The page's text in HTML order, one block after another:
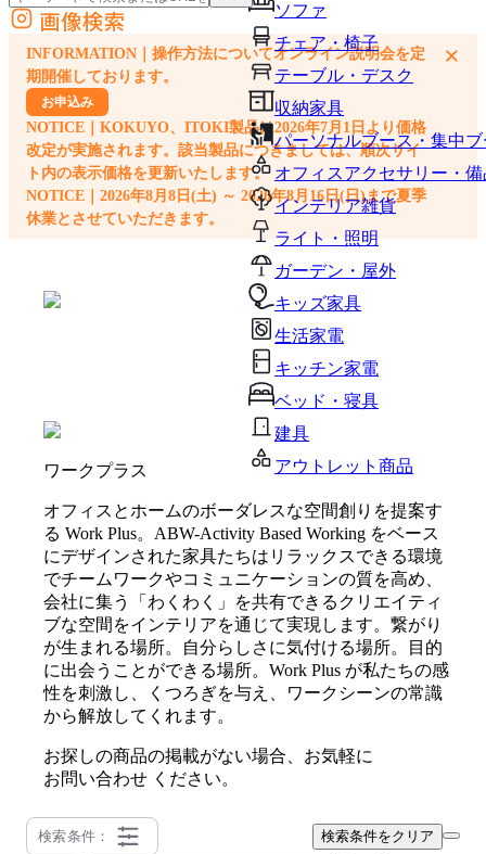
ソファ
チェア・椅子
テーブル・デスク
収納家具
パーソナルブース・集中
オフィスアクセサリー・備
インテリア雑貨
ライト・照明
ガーデン・屋外
キッズ家具
生活家電
キッチン家電
ベッド・寝具
建具
アウトレット商品
外部サイトの商品をカートに追加
他のサイトで見つけた商品ページのURLを貼り付けて、カートに追加できます
画像検索
INFORMATION｜操作方法についてオンライン説明会を定
期開催しております。
お申込み
NOTICE｜KOKUYO、ITOKI製品は2026年7月1日より価格
改定が実施されます。該当製品につきましては、順次サイ
ト内の表示価格を更新いたします。
NOTICE｜2026年8月8日(土) ～ 2026年8月16日(日)まで夏季
休業とさせていただきます。
×
ワークプラス
オフィスとホームのボーダレスな空間創りを提案す
る Work Plus。ABW-Activity Based Working をベース
にデザインされた家具たちはリラックスできる環境
でチームワークやコミュニケーションの質を高め、
会社に集う「わくわく」を共有できるクリエイティ
ブな空間をインテリアを通じて実現します。繋がり
が生まれる場所。自分らしさに気付ける場所。目的
に出会うことができる場所。Work Plus が私たちの感
性を刺激し、くつろぎを与え、ワークシーンの常識
から解放してくれます。
お探しの商品の掲載がない場合、お気軽に
お問い合わせ ください。
検索条件： 検索条件をクリア